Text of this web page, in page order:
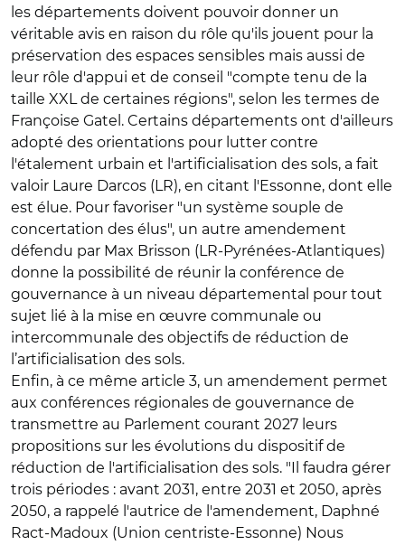
les départements doivent pouvoir donner un
véritable avis en raison du rôle qu'ils jouent pour la
préservation des espaces sensibles mais aussi de
leur rôle d'appui et de conseil "compte tenu de la
taille XXL de certaines régions", selon les termes de
Françoise Gatel. Certains départements ont d'ailleurs
adopté des orientations pour lutter contre
l'étalement urbain et l'artificialisation des sols, a fait
valoir Laure Darcos (LR), en citant l'Essonne, dont elle
est élue. Pour favoriser "un système souple de
concertation des élus", un autre amendement
défendu par Max Brisson (LR-Pyrénées-Atlantiques)
donne la possibilité de réunir la conférence de
gouvernance à un niveau départemental pour tout
sujet lié à la mise en œuvre communale ou
intercommunale des objectifs de réduction de
l’artificialisation des sols.
Enfin, à ce même article 3, un amendement permet
aux conférences régionales de gouvernance de
transmettre au Parlement courant 2027 leurs
propositions sur les évolutions du dispositif de
réduction de l'artificialisation des sols. "Il faudra gérer
trois périodes : avant 2031, entre 2031 et 2050, après
2050, a rappelé l'autrice de l'amendement, Daphné
Ract-Madoux (Union centriste-Essonne) Nous